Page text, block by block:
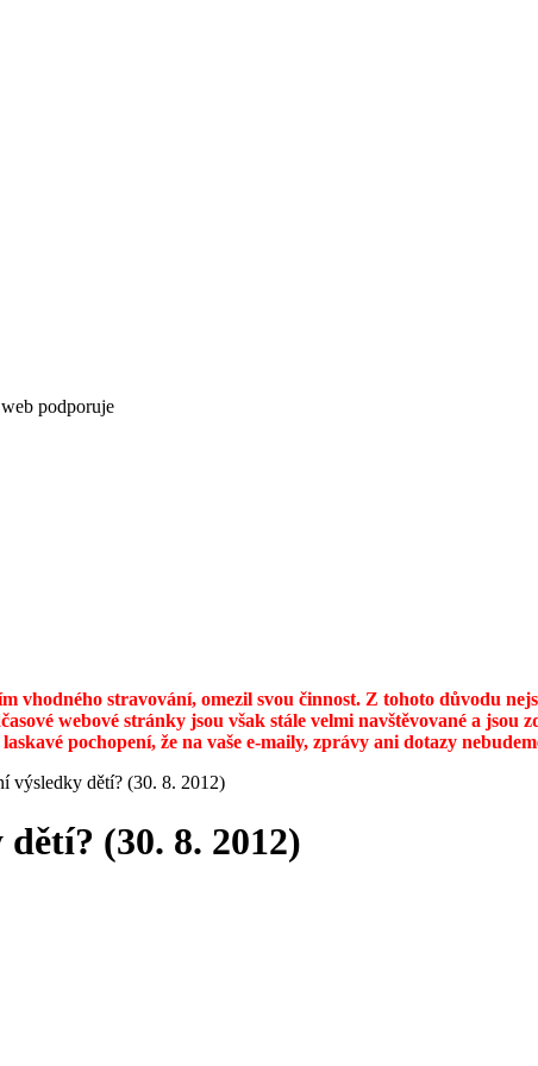
podporuje
stravování, omezil svou činnost. Z tohoto důvodu
webové stránky jsou však stále velmi navštěvované a jsou
pochopení, že na vaše e-maily, zprávy ani dotazy
výsledky dětí? (30. 8. 2012)
(30. 8. 2012)